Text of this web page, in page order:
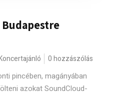
0 hozzászólás
pincében, magányában
azokat SoundCloud-